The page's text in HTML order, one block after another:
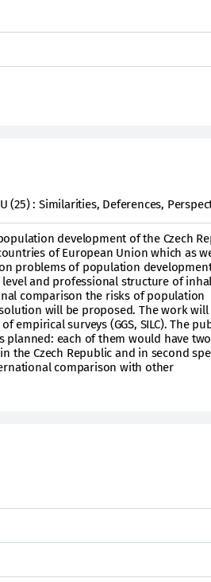
(25) : Similarities, Deferences,
development of the Czech
of European Union which as
problems of population
and professional structure of
comparison the risks of population
will be proposed. The work will
empirical surveys (GGS, SILC). The
planned: each of them would have
Czech Republic and in second
comparison with other